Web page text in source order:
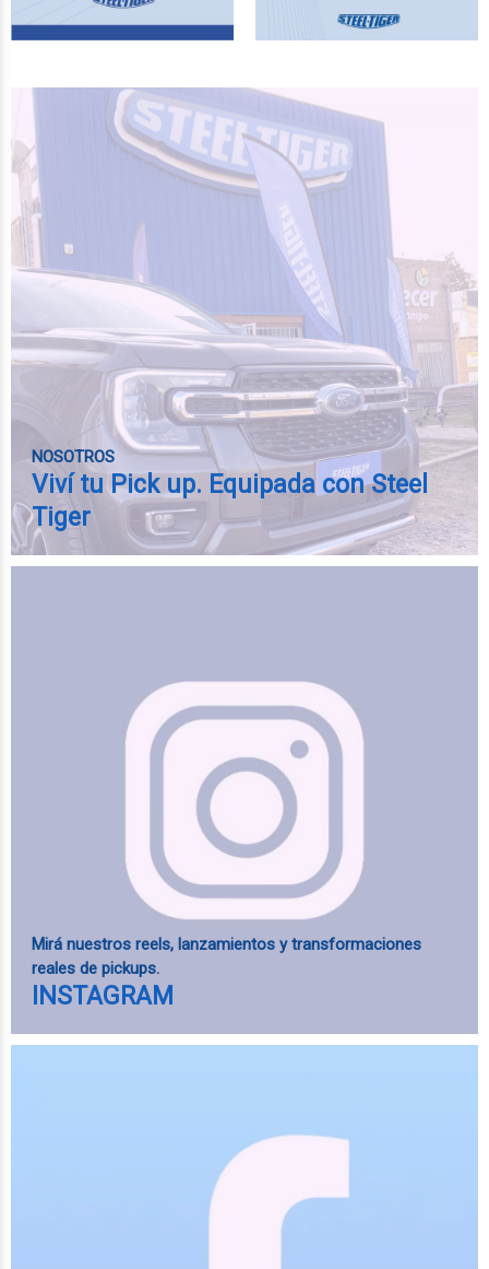
NOSOTROS
Viví tu Pick up. Equipada con Steel
Tiger
Mirá nuestros reels, lanzamientos y transformaciones
reales de pickups.
INSTAGRAM